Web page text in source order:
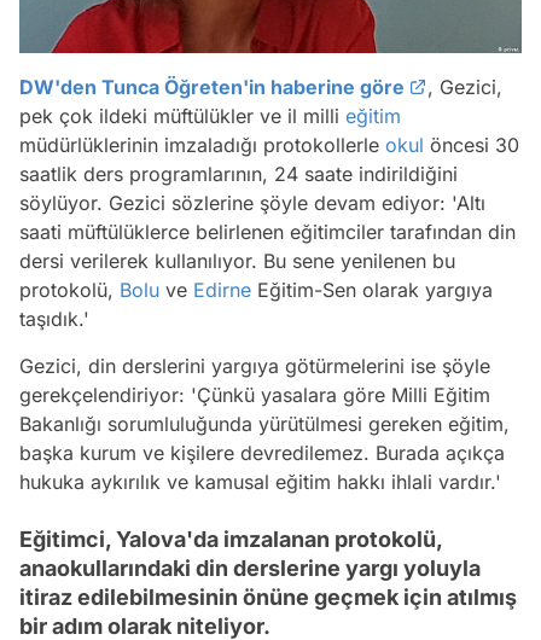
DW'den Tunca Öğreten'in haberine göre
, Gezici,
pek çok ildeki müftülükler ve il milli eğitim
müdürlüklerinin imzaladığı protokollerle okul öncesi 30
saatlik ders programlarının, 24 saate indirildiğini
söylüyor. Gezici sözlerine şöyle devam ediyor: 'Altı
saati müftülüklerce belirlenen eğitimciler tarafından din
dersi verilerek kullanılıyor. Bu sene yenilenen bu
protokolü, Bolu ve Edirne Eğitim-Sen olarak yargıya
taşıdık.'
Gezici, din derslerini yargıya götürmelerini ise şöyle
gerekçelendiriyor: 'Çünkü yasalara göre Milli Eğitim
Bakanlığı sorumluluğunda yürütülmesi gereken eğitim,
başka kurum ve kişilere devredilemez. Burada açıkça
hukuka aykırılık ve kamusal eğitim hakkı ihlali vardır.'
Eğitimci, Yalova'da imzalanan protokolü,
anaokullarındaki din derslerine yargı yoluyla
itiraz edilebilmesinin önüne geçmek için atılmış
bir adım olarak niteliyor.